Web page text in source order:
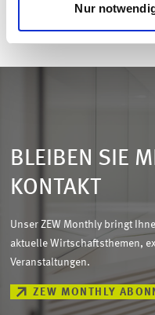
Nur
presse@zew.de
BLEIBEN SIE
KONTAKT
Unser ZEW Monthly bringt
aktuelle Wirtschaftsthemen,
Veranstaltungen.
ZEW MONTHLY